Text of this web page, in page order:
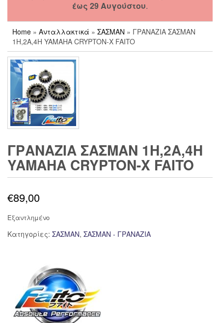
έως 29 Αυγούστου.
Home » Ανταλλακτικά » ΣΑΣΜΑΝ » ΓΡΑΝΑΖΙΑ ΣΑΣΜΑΝ
1Η,2Α,4Η YAMAHA CRYPTON-X FAITO
ΓΡΑΝΑΖΙΑ ΣΑΣΜΑΝ 1Η,2Α,4Η
YAMAHA CRYPTON-X FAITO
€89,00
Εξαντλημένο
Κατηγορίες: ΣΑΣΜΑΝ, ΣΑΣΜΑΝ - ΓΡΑΝΑΖΙΑ